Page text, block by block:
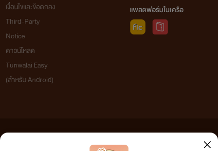
เงื่อนไขและข้อตกลง
Third-Party
Notice
ดาวน์โหลด
Tunwalai Easy
(สำหรับ Android)
แพลตฟอร์มในเครือ
เว็บไซต์แห่งนี้ไม่ได้เห็นด้วยและไม่ขอรับผิดชอบต่อข้อความใดๆ ทั้งสิ้น ดังนั้นผู้อ่านทุกท่านโปรดใช้